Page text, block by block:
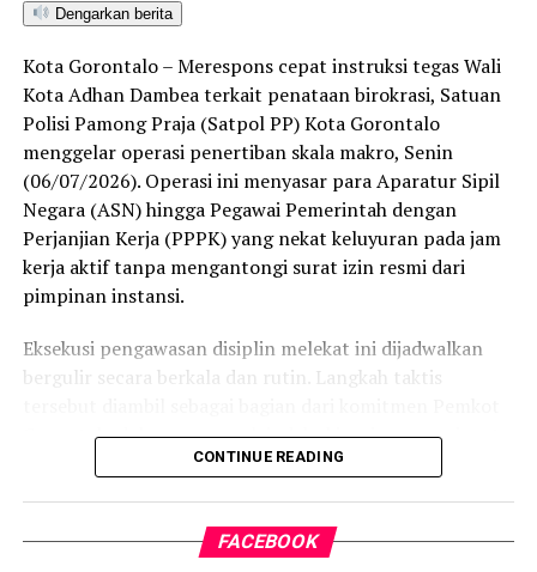
ditetapkan dan mengantarkan Kota Gorontalo menjadi
satu-satunya daerah di wilayah tersebut yang
menembus kategori “Unggul”. Sementara kabupaten lain
di Gorontalo masih berada pada kategori “Berkembang”
hingga menuju “Unggul”.
“Alhamdulillah, nilai IKAD Kota Gorontalo tercatat yang
tertinggi di kawasan SulutGo sebagaimana dipaparkan
dalam Rakorwil TPAKD,” ungkap Wawali Indra Gobel
usai kegiatan.
tingkat keterjangkauan, pemanfaatan, serta inklusivitas
Predikat “Unggul” yang diraih Pemerintahan AIR
menjadi indikator kuat atas keberhasilan pemerintah
daerah dalam mendorong masyarakat agar makin
mudah, merata, dan aman dalam mengakses berbagai
Dengarkan berita
Kota Gorontalo – Merespons cepat instruksi tegas Wali
Kota Adhan Dambea terkait penataan birokrasi, Satuan
Polisi Pamong Praja (Satpol PP) Kota Gorontalo
menggelar operasi penertiban skala makro, Senin
(06/07/2026). Operasi ini menyasar para Aparatur Sipil
Negara (ASN) hingga Pegawai Pemerintah dengan
Perjanjian Kerja (PPPK) yang nekat keluyuran pada jam
kerja aktif tanpa mengantongi surat izin resmi dari
pimpinan instansi.
Eksekusi pengawasan disiplin melekat ini dijadwalkan
bergulir secara berkala dan rutin. Langkah taktis
Gorontalo dalam mengerek indeks kinerja pegawai serta
memulihkan marwah kedisiplinan korps abdi negara.
tersebut, armada penegak perda berhasil menjaring
CONTINUE READING
FACEBOOK